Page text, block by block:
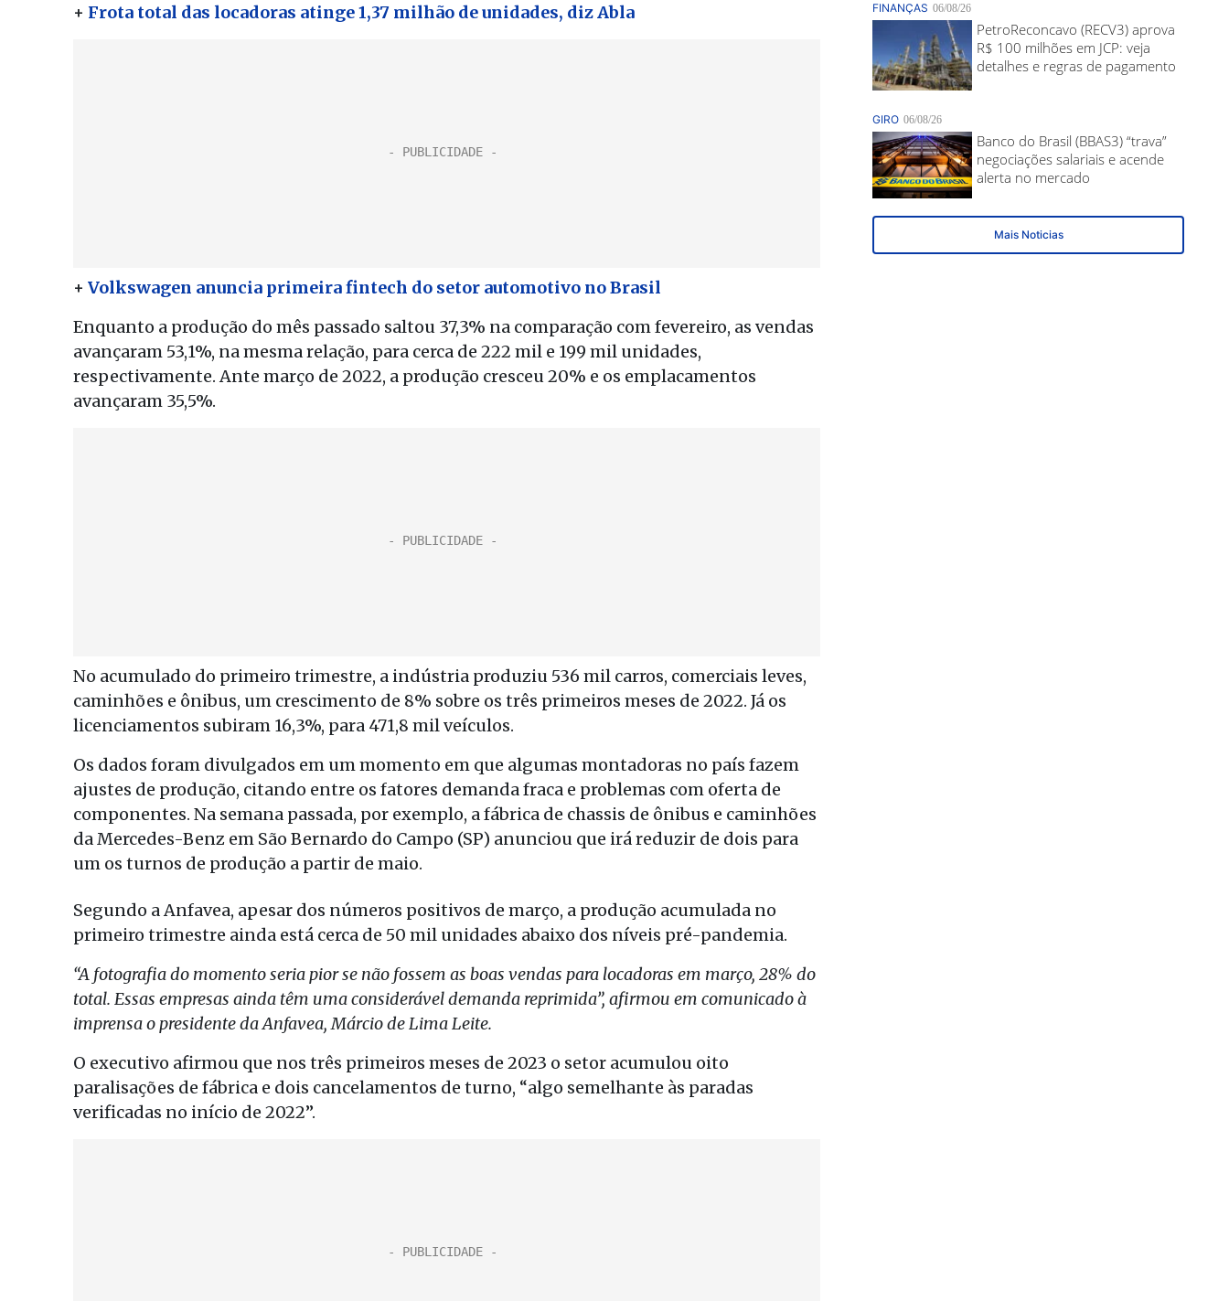
+ Frota total das locadoras atinge 1,37 milhão de unidades, diz Abla
+ Volkswagen anuncia primeira fintech do setor automotivo no Brasil
Enquanto a produção do mês passado saltou 37,3% na comparação com fevereiro, as vendas
avançaram 53,1%, na mesma relação, para cerca de 222 mil e 199 mil unidades,
respectivamente. Ante março de 2022, a produção cresceu 20% e os emplacamentos
avançaram 35,5%.
No acumulado do primeiro trimestre, a indústria produziu 536 mil carros, comerciais leves,
caminhões e ônibus, um crescimento de 8% sobre os três primeiros meses de 2022. Já os
licenciamentos subiram 16,3%, para 471,8 mil veículos.
Os dados foram divulgados em um momento em que algumas montadoras no país fazem
ajustes de produção, citando entre os fatores demanda fraca e problemas com oferta de
componentes. Na semana passada, por exemplo, a fábrica de chassis de ônibus e caminhões
da Mercedes-Benz em São Bernardo do Campo (SP) anunciou que irá reduzir de dois para
um os turnos de produção a partir de maio.
Segundo a Anfavea, apesar dos números positivos de março, a produção acumulada no
primeiro trimestre ainda está cerca de 50 mil unidades abaixo dos níveis pré-pandemia.
“A fotografia do momento seria pior se não fossem as boas vendas para locadoras em março, 28% do
total. Essas empresas ainda têm uma considerável demanda reprimida”, afirmou em comunicado à
imprensa o presidente da Anfavea, Márcio de Lima Leite.
O executivo afirmou que nos três primeiros meses de 2023 o setor acumulou oito
paralisações de fábrica e dois cancelamentos de turno, “algo semelhante às paradas
verificadas no início de 2022”.